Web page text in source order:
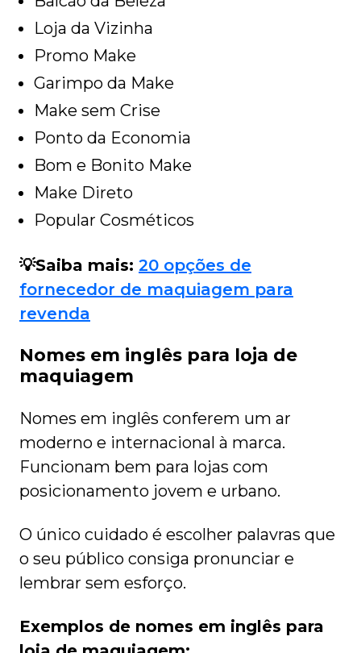
Loja da Vizinha
Promo Make
Garimpo da Make
Make sem Crise
Ponto da Economia
Bom e Bonito Make
Make Direto
Popular Cosméticos
💡Saiba mais: 20 opções de
fornecedor de maquiagem para
revenda
Nomes em inglês para loja de
maquiagem
Nomes em inglês conferem um ar
moderno e internacional à marca.
Funcionam bem para lojas com
posicionamento jovem e urbano.
O único cuidado é escolher palavras que
o seu público consiga pronunciar e
lembrar sem esforço.
Exemplos de nomes em inglês para